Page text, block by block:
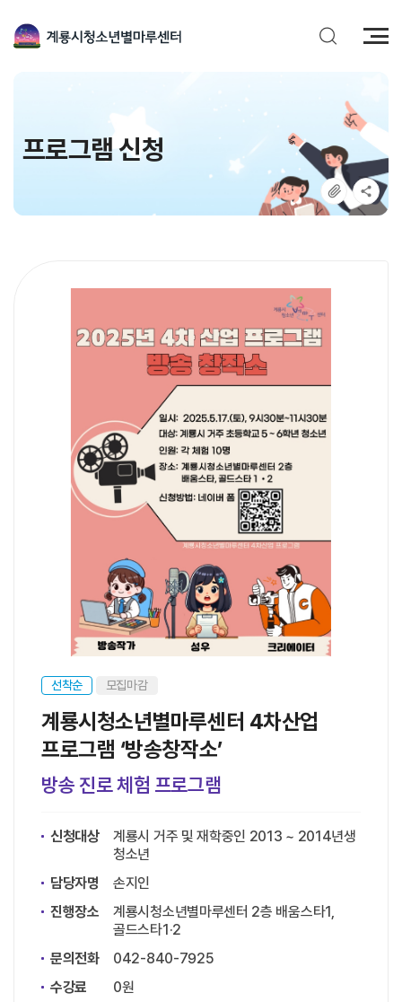
프로그램 신청
선착순 모집마감
계룡시청소년별마루센터 4차산업
프로그램 ‘방송창작소’
방송 진로 체험 프로그램
신청대상
계룡시 거주 및 재학중인 2013 ~ 2014년생
청소년
담당자명
손지인
진행장소
계룡시청소년별마루센터 2층 배움스타1,
골드스타1·2
문의전화
042-840-7925
수강료
0원